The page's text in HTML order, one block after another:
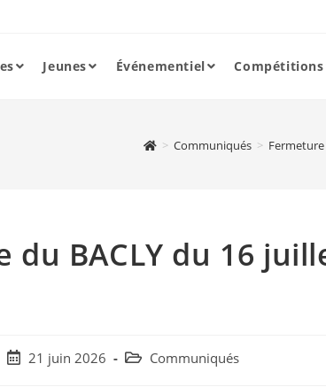
Jeunes Événementiel Compétitions
> Communiqués > Fermeture
du BACLY du 16
Post21 juin 2026
Post Communiqués